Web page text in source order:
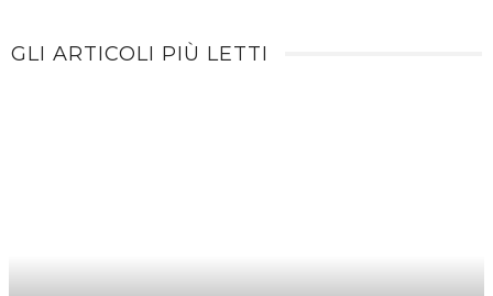
GLI ARTICOLI PIÙ LETTI